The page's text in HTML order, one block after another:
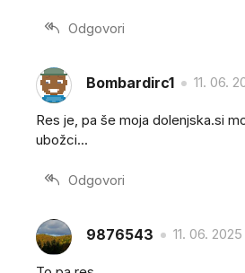
Odgovori
Bombardirc1 11. 06.
Res je, pa še moja dolenjska.si
ubožci...
Odgovori
9876543 11. 06.